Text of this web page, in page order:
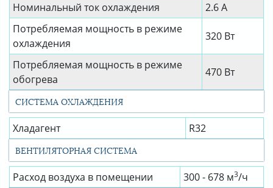
Номинальный ток охлаждения
2.6 А
Потребляемая мощность в режиме
охлаждения
320 Вт
Потребляемая мощность в режиме
обогрева
470 Вт
СИСТЕМА ОХЛАЖДЕНИЯ
Хладагент R32
ВЕНТИЛЯТОРНАЯ СИСТЕМА
Расход воздуха в помещении 300 - 678 м3/ч